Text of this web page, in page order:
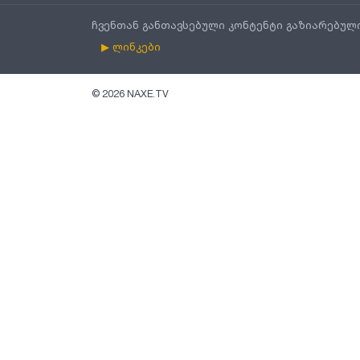
ჩვენთან განთავსებული კონტენტი
▶ ლინკები
© 2026 NAXE.TV